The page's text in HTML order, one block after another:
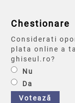
Chestionare
Considerati
plata online a
ghiseul.ro?
Nu
Da
Votează